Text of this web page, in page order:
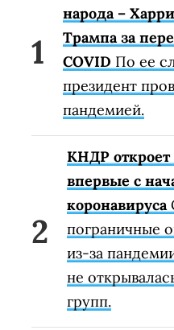
народа –
Трампа за
COVID По ее
президент
пандемией.
КНДР
впервые с
коронавируса
пограничные
из-за
не
групп.